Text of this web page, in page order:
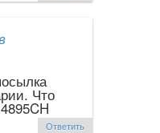
Что
Ответить